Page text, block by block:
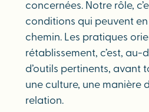
concernées. Notre rôle,
conditions qui peuvent
chemin. Les pratiques
rétablissement, c’est, au-
d’outils pertinents, avant
une culture, une manière
relation.